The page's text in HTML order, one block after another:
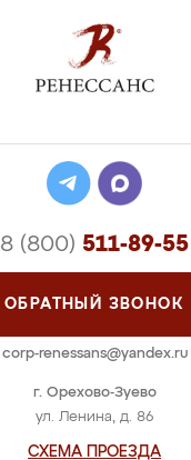
г. Орехово-Зуево
ул. Ленина, д. 86
СХЕМА ПРОЕЗДА
8 (800) 511-89-55
ОБРАТНЫЙ ЗВОНОК
corp-renessans@yandex.ru